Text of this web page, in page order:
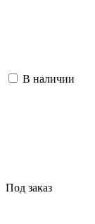
В наличии
Под заказ